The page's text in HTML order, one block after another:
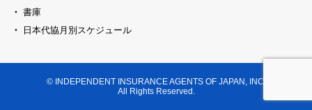
書庫
日本代協月別スケジュール
© INDEPENDENT INSURANCE AGENTS OF JAPAN, INC.
All Rights Reserved.